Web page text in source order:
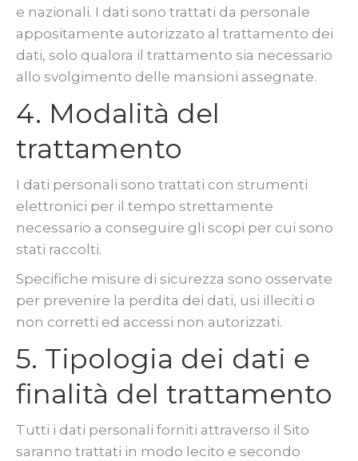
e nazionali. I dati sono trattati da personale
appositamente autorizzato al trattamento dei
dati, solo qualora il trattamento sia necessario
allo svolgimento delle mansioni assegnate.
4. Modalità del
trattamento
I dati personali sono trattati con strumenti
elettronici per il tempo strettamente
necessario a conseguire gli scopi per cui sono
stati raccolti.
Specifiche misure di sicurezza sono osservate
per prevenire la perdita dei dati, usi illeciti o
non corretti ed accessi non autorizzati.
5. Tipologia dei dati e
finalità del trattamento
Tutti i dati personali forniti attraverso il Sito
saranno trattati in modo lecito e secondo